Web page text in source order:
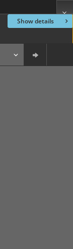
Show details